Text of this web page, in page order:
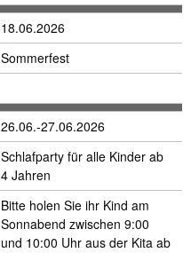
18.06.2026
Sommerfest
26.06.-27.06.2026
Schlafparty für alle Kinder ab
4 Jahren
Bitte holen Sie ihr Kind am
Sonnabend zwischen 9:00
und 10:00 Uhr aus der Kita ab